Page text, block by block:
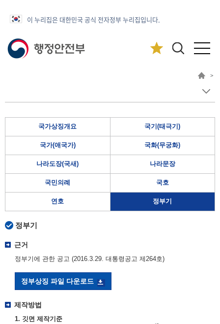
이 누리집은 대한민국 공식 전자정부 누리집입니다.
>
국가상징개요 국기(태극기)
국가(애국가) 국화(무궁화)
나라도장(국새) 나라문장
국민의례 국호
연호 정부기
정부기
근거
정부기에 관한 공고 (2016.3.29. 대통령공고 제264호)
정부상징 파일 다운로드
제작방법
1. 깃면 제작기준